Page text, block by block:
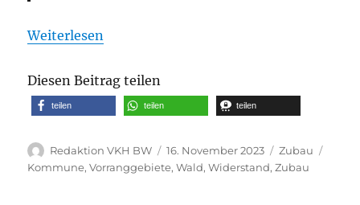
Weiterlesen
Diesen Beitrag teilen
teilen teilen teilen
Autor
Redaktion VKH BW
Veröffentlicht
am
16. November 2023 Kategorien
Zubau
Kommune,Vorranggebiete,Wald,Widerstand,Zubau